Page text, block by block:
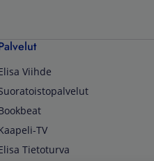
Viihde
TV
Tietoturva